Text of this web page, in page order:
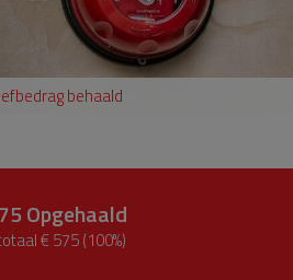
behaald
Opgehaald
€ 575 (100%)